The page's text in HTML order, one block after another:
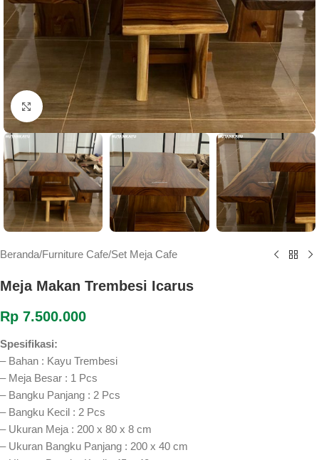
Klik untuk memperbesar
Beranda/Furniture Cafe/Set Meja Cafe
Meja Makan Trembesi Icarus
Rp 7.500.000
Spesifikasi:
– Bahan : Kayu Trembesi
– Meja Besar : 1 Pcs
– Bangku Panjang : 2 Pcs
– Bangku Kecil : 2 Pcs
– Ukuran Meja : 200 x 80 x 8 cm
– Ukuran Bangku Panjang : 200 x 40 cm